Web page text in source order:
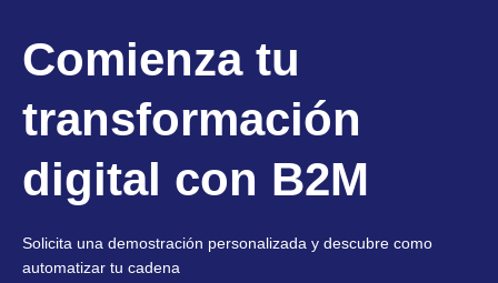
Comienza tu
transformación
digital con B2M
Solicita una demostración personalizada y descubre como
automatizar tu cadena